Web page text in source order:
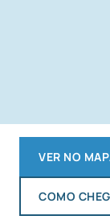
VER NO
COMO